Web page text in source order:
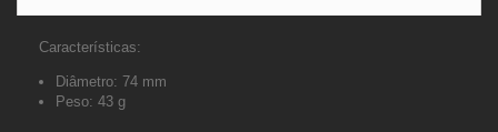
Características:
Diâmetro: 74 mm
Peso: 43 g